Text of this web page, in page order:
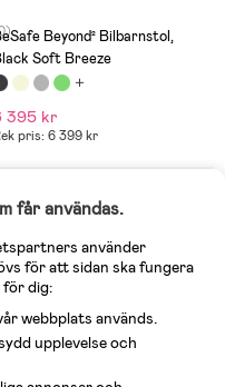
Beyond² Bilbarnstol,
Soft Breeze
395 kr
pris: 6 399 kr
Fri fraktfår användas.
använder
för att sidan ska fungera
för dig:
webbplats används.
upplevelse och